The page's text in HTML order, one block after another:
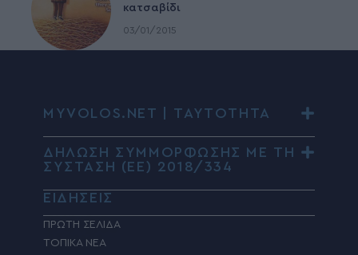
κατσαβίδι
03/01/2015
MYVOLOS.NET | ΤΑΥΤΟΤΗΤΑ
ΔΗΛΩΣΗ ΣΥΜΜΟΡΦΩΣΗΣ ΜΕ ΤΗ
ΣΥΣΤΑΣΗ (ΕΕ) 2018/334
ΕΙΔΗΣΕΙΣ
ΠΡΩΤΗ ΣΕΛΙΔΑ
ΤΟΠΙΚΑ ΝΕΑ